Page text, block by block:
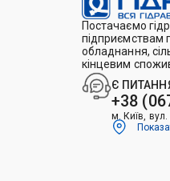
Постачаємо
підприємствам
обладнання,
кінцевим
Є
+38
м. Київ,